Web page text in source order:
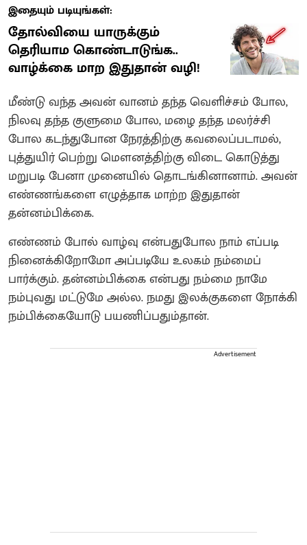
இதையும் படியுங்கள்:
தோல்வியை யாருக்கும்
தெரியாம கொண்டாடுங்க..
வாழ்க்கை மாற இதுதான் வழி!
மீண்டு வந்த அவன் வானம் தந்த வெளிச்சம் போல,
நிலவு தந்த குளுமை போல, மழை தந்த மலர்ச்சி
போல கடந்துபோன நேரத்திற்கு கவலைப்படாமல்,
புத்துயிர் பெற்று மௌனத்திற்கு விடை கொடுத்து
மறுபடி பேனா முனையில் தொடங்கினானாம். அவன்
எண்ணங்களை எழுத்தாக மாற்ற இதுதான்
தன்னம்பிக்கை.
எண்ணம் போல் வாழ்வு என்பதுபோல நாம் எப்படி
நினைக்கிறோமோ அப்படியே உலகம் நம்மைப்
பார்க்கும். தன்னம்பிக்கை என்பது நம்மை நாமே
நம்புவது மட்டுமே அல்ல. நமது இலக்குகளை நோக்கி
நம்பிக்கையோடு பயணிப்பதும்தான்.
Advertisement